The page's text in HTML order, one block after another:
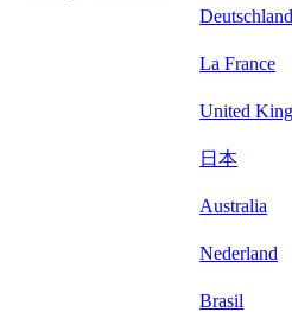
La France
United
日本
Australia
Nederland
Brasil